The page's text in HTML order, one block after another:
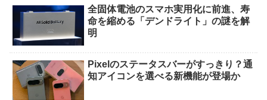
全固体電池のスマホ実用化に前進、寿
命を縮める「デンドライト」の謎を解
明
Pixelのステータスバーがすっきり？通
知アイコンを選べる新機能が登場か